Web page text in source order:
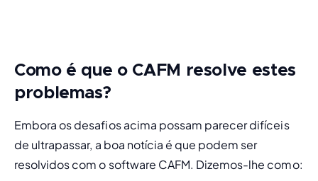
Como é que o CAFM resolve estes
problemas?
Embora os desafios acima possam parecer difíceis
de ultrapassar, a boa notícia é que podem ser
resolvidos com o software CAFM. Dizemos-lhe como: